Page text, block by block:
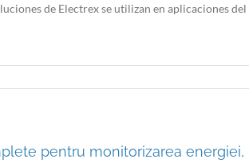
de Electrex se utilizan en aplicaciones
pentru monitorizarea energiei,